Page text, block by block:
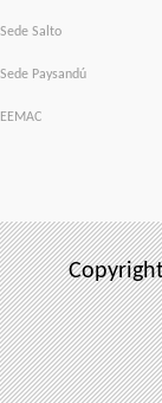
Sede Salto
Sede Paysandú
EEMAC